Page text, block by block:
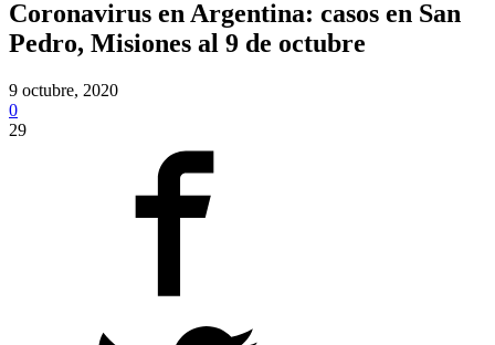
Coronavirus en Argentina: casos en San
Pedro, Misiones al 9 de octubre
9 octubre, 2020
0
29